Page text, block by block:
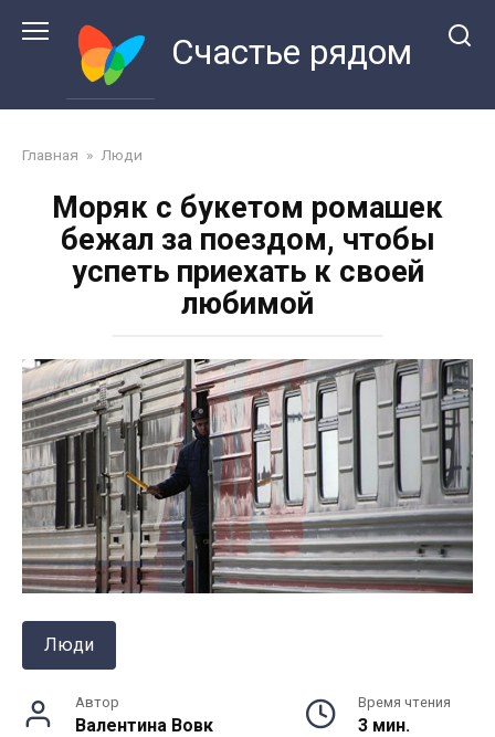
Счастье рядом
Главная » Люди
Моряк с букетом ромашек
бежал за поездом, чтобы
успеть приехать к своей
любимой
Люди
Автор
Валентина Вовк
Время чтения
3 мин.